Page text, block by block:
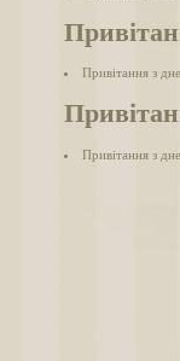
Привітання з
Привітання з